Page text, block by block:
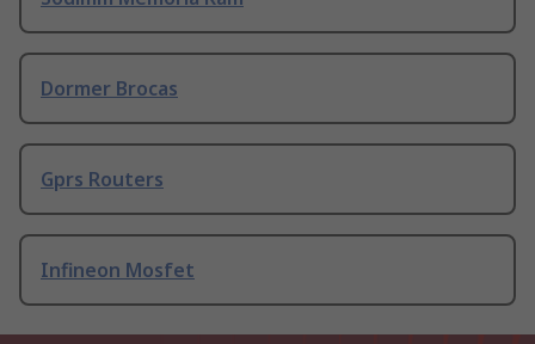
Dormer Brocas
Gprs Routers
Infineon Mosfet